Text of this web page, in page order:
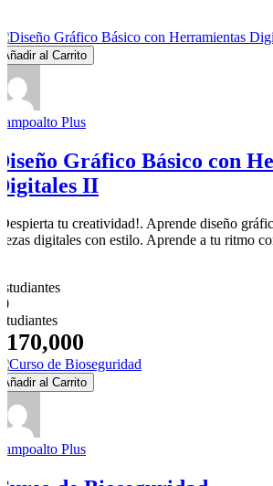
Añadir al Carrito
Plus
Gráfico Básico con
II
tu creatividad!. Aprende diseño
digitales con estilo. Aprende a tu ritmo
Añadir al Carrito
Plus